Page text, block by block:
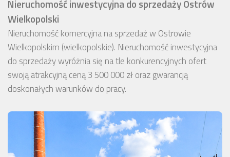
Nieruchomość inwestycyjna do sprzedaży Ostrów
Wielkopolski
Nieruchomość komercyjna na sprzedaż w Ostrowie
Wielkopolskim (wielkopolskie). Nieruchomość inwestycyjna
do sprzedaży wyróżnia się na tle konkurencyjnych ofert
swoją atrakcyjną ceną 3 500 000 zł oraz gwarancją
doskonałych warunków do pracy.